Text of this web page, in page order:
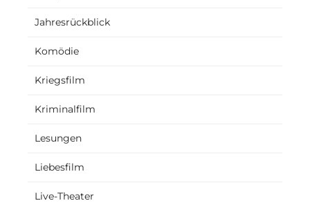
Jahresrückblick
Komödie
Kriegsfilm
Kriminalfilm
Lesungen
Liebesfilm
Live-Theater